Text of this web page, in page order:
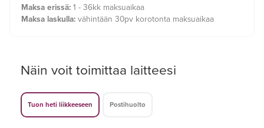
Maksa erissä: 1 - 36kk maksuaikaa
Maksa laskulla: vähintään 30pv korotonta maksuaikaa
Näin voit toimittaa laitteesi
Tuon heti liikkeeseen Postihuolto